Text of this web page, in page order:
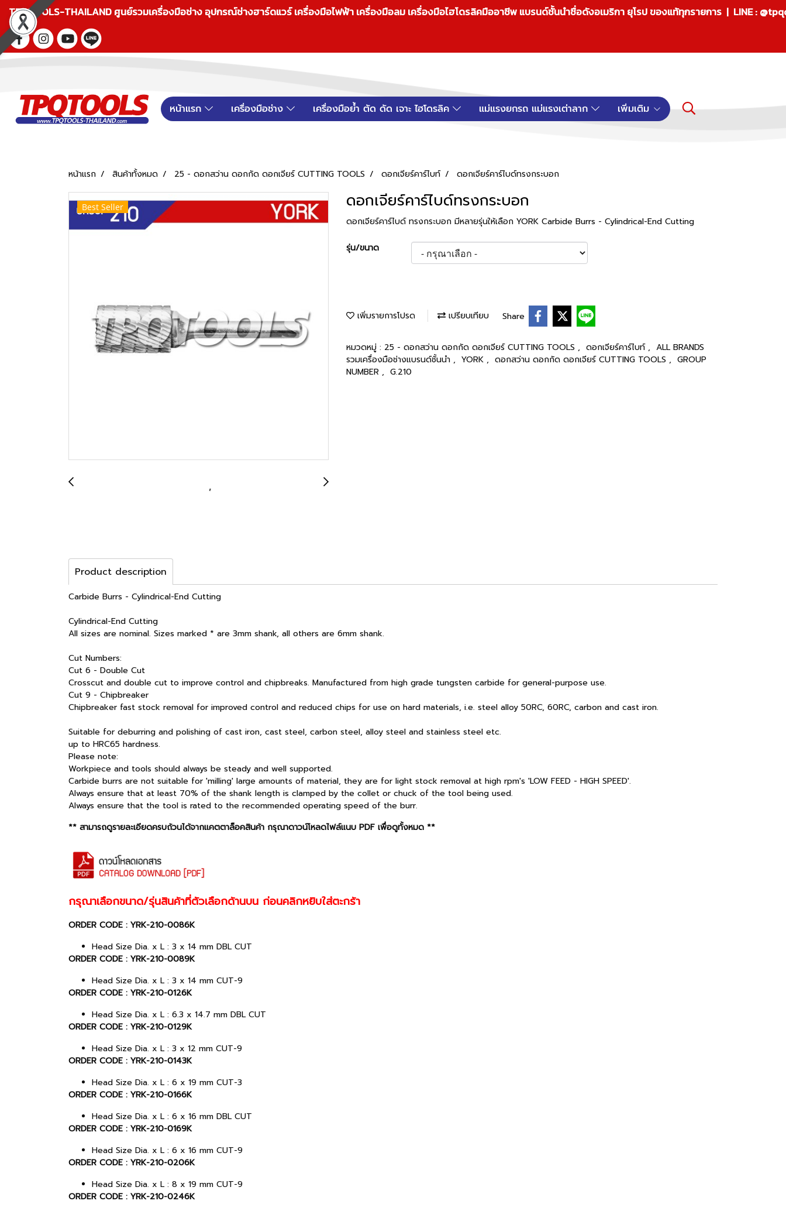
TPQTOOLS-THAILAND ศูนย์รวมเครื่องมือช่าง อุปกรณ์ช่างฮาร์ดแวร์ เครื่องมือไฟฟ้า เครื่องมือลม เครื่องมือไฮโดรลิคมืออาชีพ แบรนด์ชั้นนำชื่อดังอเมริกา ยุโรป ของแท้ทุกรายการ | LINE :
หน้าแรก เครื่องมือช่าง เครื่องมือย้ำ ตัด ดัด เจาะ ไฮโดรลิค แม่แรงยกรถ แม่แรงเต่าลาก เพิ่มเติม
หน้าแรก สินค้าทั้งหมด 25 - ดอกสว่าน ดอกกัด ดอกเจียร์ CUTTING TOOLS ดอกเจียร์คาร์ไบท์ ดอกเจียร์คาร์ไบด์ทรงกระบอก
Best Seller ดอกเจียร์คาร์ไบด์ทรงกระบอก
ดอกเจียร์คาร์ไบด์ ทรงกระบอก มีหลายรุ่นให้เลือก YORK Carbide Burrs - Cylindrical-End Cutting
รุ่น/ขนาด
เพิ่มรายการโปรด เปรียบเทียบ Share
หมวดหมู่ : 25 - ดอกสว่าน ดอกกัด ดอกเจียร์ CUTTING TOOLS , ดอกเจียร์คาร์ไบท์ , ALL BRANDS
รวมเครื่องมือช่างแบรนด์ชั้นนำ , YORK , ดอกสว่าน ดอกกัด ดอกเจียร์ CUTTING TOOLS , GROUP
NUMBER , G.210
Product description
Carbide Burrs - Cylindrical-End Cutting
Cylindrical-End Cutting
All sizes are nominal. Sizes marked * are 3mm shank, all others are 6mm shank.
Cut Numbers:
Cut 6 - Double Cut
Crosscut and double cut to improve control and chipbreaks. Manufactured from high grade tungsten carbide for general-purpose use.
Cut 9 - Chipbreaker
Chipbreaker fast stock removal for improved control and reduced chips for use on hard materials, i.e. steel alloy 50RC, 60RC, carbon and cast iron.
Suitable for deburring and polishing of cast iron, cast steel, carbon steel, alloy steel and stainless steel etc.
up to HRC65 hardness.
Please note:
Workpiece and tools should always be steady and well supported.
Carbide burrs are not suitable for 'milling' large amounts of material, they are for light stock removal at high rpm's 'LOW FEED - HIGH SPEED'.
Always ensure that at least 70% of the shank length is clamped by the collet or chuck of the tool being used.
Always ensure that the tool is rated to the recommended operating speed of the burr.
** สามารถดูรายละเอียดครบถ้วนได้จากแคตตาล็อคสินค้า กรุณาดาวน์โหลดไฟล์แนบ PDF เพื่อดูทั้งหมด **
กรุณาเลือกขนาด/รุ่นสินค้าที่ตัวเลือกด้านบน ก่อนคลิกหยิบใส่ตะกร้า
ORDER CODE : YRK-210-0086K
Head Size Dia. x L : 3 x 14 mm DBL CUT
ORDER CODE : YRK-210-0089K
Head Size Dia. x L : 3 x 14 mm CUT-9
ORDER CODE : YRK-210-0126K
Head Size Dia. x L : 6.3 x 14.7 mm DBL CUT
ORDER CODE : YRK-210-0129K
Head Size Dia. x L : 3 x 12 mm CUT-9
ORDER CODE : YRK-210-0143K
Head Size Dia. x L : 6 x 19 mm CUT-3
ORDER CODE : YRK-210-0166K
Head Size Dia. x L : 6 x 16 mm DBL CUT
ORDER CODE : YRK-210-0169K
Head Size Dia. x L : 6 x 16 mm CUT-9
ORDER CODE : YRK-210-0206K
Head Size Dia. x L : 8 x 19 mm CUT-9
ORDER CODE : YRK-210-0246K